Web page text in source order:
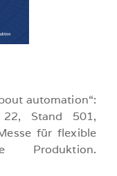
automation“:
Stand 501,
für flexible
Produktion.